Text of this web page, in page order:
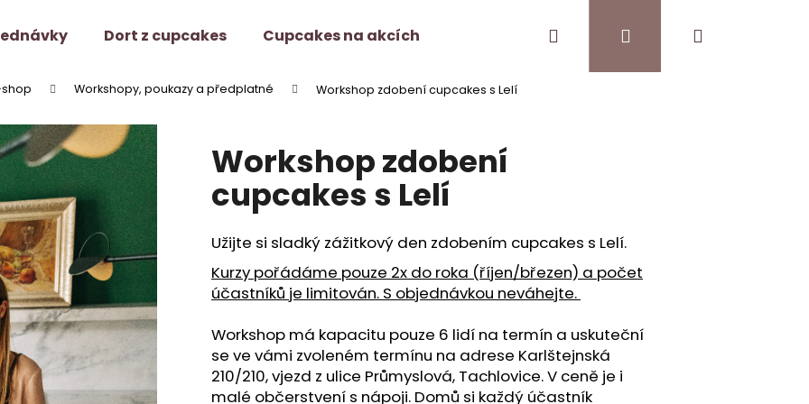
Dort z cupcakes Cupcakes na akcích Pro kavárnyPřihlášení
shop Workshopy, poukazy a předplatné Workshop zdobení cupcakes s Lelí
Workshop zdobení
cupcakes s Lelí
Užijte si sladký zážitkový den zdobením cupcakes s Lelí.
Kurzy pořádáme pouze 2x do roka (říjen/březen) a počet
účastníků je limitován. S objednávkou neváhejte.
Workshop má kapacitu pouze 6 lidí na termín a uskuteční
se ve vámi zvoleném termínu na adrese Karlštejnská
210/210, vjezd z ulice Průmyslová, Tachlovice. V ceně je i
malé občerstvení s nápoji. Domů si každý účastník
Co potřebujete najít?
HLEDAT
Doporučujeme